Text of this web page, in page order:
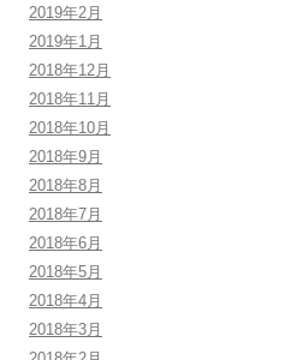
2019年2月
2019年1月
2018年12月
2018年11月
2018年10月
2018年9月
2018年8月
2018年7月
2018年6月
2018年5月
2018年4月
2018年3月